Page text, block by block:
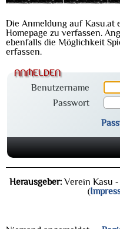
Die Anmeldung auf Kasu.at
Homepage zu verfassen.
ebenfalls die Möglichkeit
erfassen.
anmelden
Benutzername
Passwort
Herausgeber:Verein Kasu -
(